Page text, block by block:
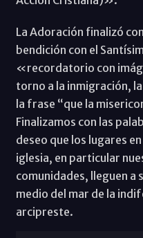
La Adoración finalizó
bendición con el
«recordatorio con
torno a la inmigración,
la frase “que la
Finalizamos con las
deseo que los lugares
iglesia, en particular
comunidades, lleguen a
medio del mar de la
arcipreste.